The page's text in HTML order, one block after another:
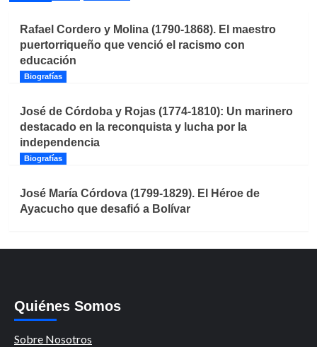
Rafael Cordero y Molina (1790-1868). El maestro
puertorriqueño que venció el racismo con
educación
Biografías
José de Córdoba y Rojas (1774-1810): Un marinero
destacado en la reconquista y lucha por la
independencia
Biografías
José María Córdova (1799-1829). El Héroe de
Ayacucho que desafió a Bolívar
Quiénes Somos
Sobre Nosotros